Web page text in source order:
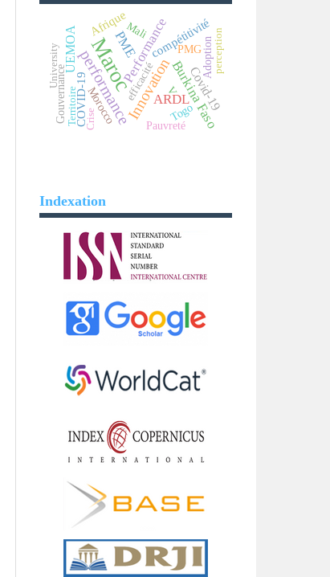
Maroc
performanceInnovation
Performance
Burkina Faso
ARDL
PME
Covid-19
UEMOA
Afrique compétitivité
COVID-19
Gouvernance Morocco
Adoption
Togo
Pauvreté
V
Mali
PMG
efficacité
University perception
Territoire Crise
Indexation